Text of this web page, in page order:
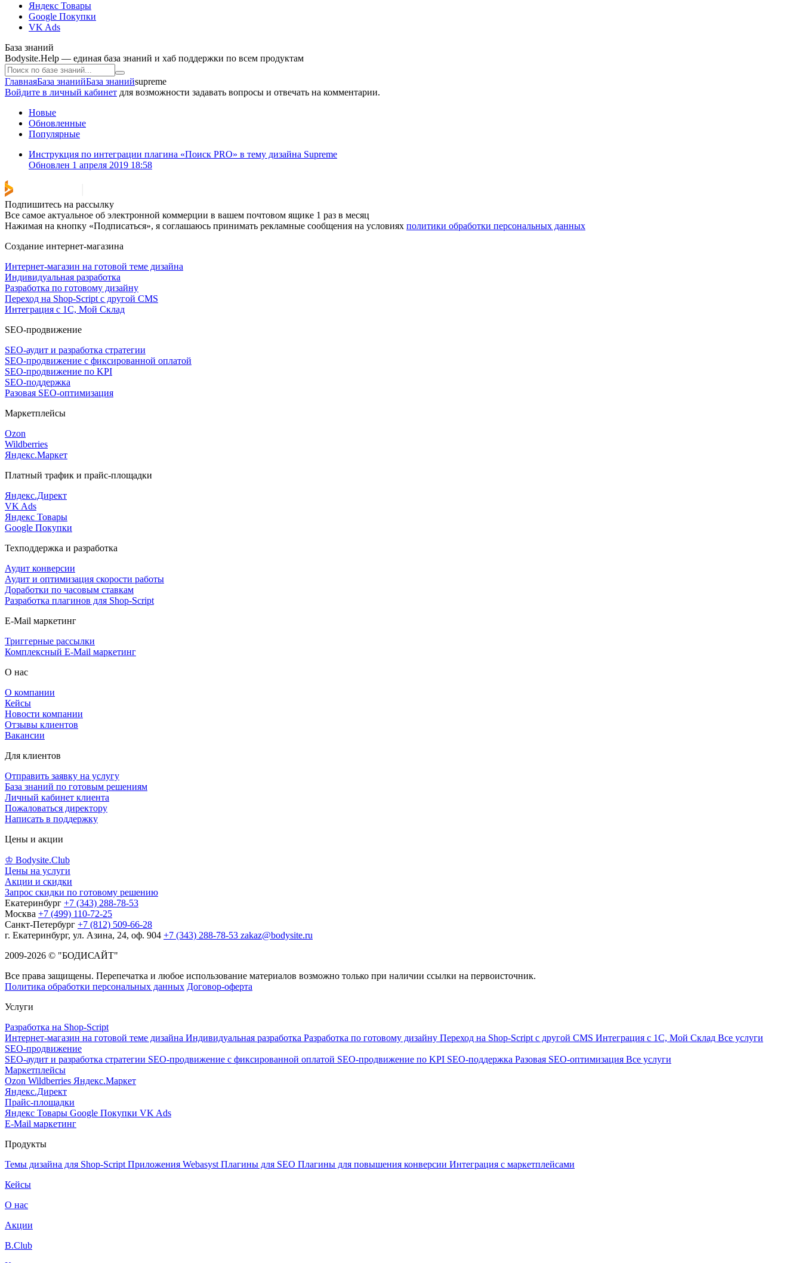
Яндекс Товары
Google Покупки
VK Ads
База знаний
Bodysite.Help — единая база знаний и хаб поддержки по всем продуктам
ГлавнаяБаза знанийБаза знанийsupreme
Войдите в личный кабинет для возможности задавать вопросы и отвечать на комментарии.
Новые
Обновленные
Популярные
Инструкция по интеграции плагина «Поиск PRO» в тему дизайна Supreme
Обновлен 1 апреля 2019 18:58
Подпишитесь на рассылку
Все самое актуальное об электронной коммерции в вашем почтовом ящике 1 раз в месяц
Нажимая на кнопку «Подписаться», я соглашаюсь принимать рекламные сообщения на условиях политики обработки персональных данных
Создание интернет-магазина
Интернет-магазин на готовой теме дизайна
Индивидуальная разработка
Разработка по готовому дизайну
Переход на Shop-Script с другой CMS
Интеграция с 1С, Мой Склад
SEO-продвижение
SEO-аудит и разработка стратегии
SEO-продвижение с фиксированной оплатой
SEO-продвижение по KPI
SEO-поддержка
Разовая SEO-оптимизация
Маркетплейсы
Ozon
Wildberries
Яндекс.Маркет
Платный трафик и прайс-площадки
Яндекс.Директ
VK Ads
Яндекс Товары
Google Покупки
Техподдержка и разработка
Аудит конверсии
Аудит и оптимизация скорости работы
Доработки по часовым ставкам
Разработка плагинов для Shop-Script
E-Mail маркетинг
Триггерные рассылки
Комплексный E-Mail маркетинг
О нас
О компании
Кейсы
Новости компании
Отзывы клиентов
Вакансии
Для клиентов
Отправить заявку на услугу
База знаний по готовым решениям
Личный кабинет клиента
Пожаловаться директору
Написать в поддержку
Цены и акции
♔ Bodysite.Club
Цены на услуги
Акции и скидки
Запрос скидки по готовому решению
Екатеринбург +7 (343) 288-78-53
Москва +7 (499) 110-72-25
Санкт-Петербург +7 (812) 509-66-28
г. Екатеринбург, ул. Азина, 24, оф. 904 +7 (343) 288-78-53 zakaz@bodysite.ru
2009-2026 © "БОДИСАЙТ"
Все права защищены. Перепечатка и любое использование материалов возможно только при наличии ссылки на первоисточник.
Политика обработки персональных данных Договор-оферта
Услуги
Разработка на Shop-Script
Интернет-магазин на готовой теме дизайна Индивидуальная разработка Разработка по готовому дизайну Переход на Shop-Script с другой CMS Интеграция с 1С, Мой Склад Все услуги
SEO-продвижение
SEO-аудит и разработка стратегии SEO-продвижение с фиксированной оплатой SEO-продвижение по KPI SEO-поддержка Разовая SEO-оптимизация Все услуги
Маркетплейсы
Ozon Wildberries Яндекс.Маркет
Яндекс.Директ
Прайс-площадки
Яндекс Товары Google Покупки VK Ads
E-Mail маркетинг
Продукты
Темы дизайна для Shop-Script Приложения Webasyst Плагины для SEO Плагины для повышения конверсии Интеграция с маркетплейсами
Кейсы
О нас
Акции
B.Club